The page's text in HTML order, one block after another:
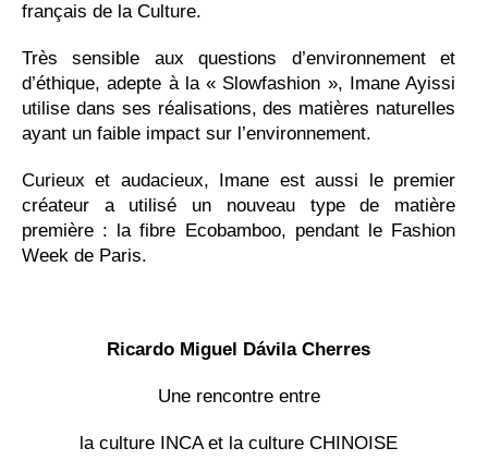
français de la Culture.
Très sensible aux questions d’environnement et
d’éthique, adepte à la « Slowfashion », Imane Ayissi
utilise dans ses réalisations, des matières naturelles
ayant un faible impact sur l’environnement.
Curieux et audacieux, Imane est aussi le premier
créateur a utilisé un nouveau type de matière
première : la fibre Ecobamboo, pendant le Fashion
Week de Paris.
Ricardo Miguel Dávila Cherres
Une rencontre entre
la culture INCA et la culture CHINOISE